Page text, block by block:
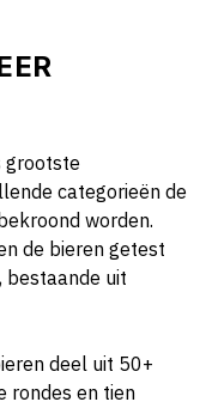
grootste
categorieën de
worden.
de bieren getest
bestaande uit
deel uit 50+
rondes en tien